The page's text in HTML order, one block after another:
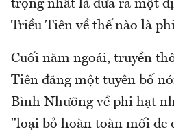
trọng nhất là đưa ra một
Triều Tiên về thế nào là
Cuối năm ngoái, truyền
Tiên đăng một tuyên bố
Bình Nhưỡng về phi hạt
"loại bỏ hoàn toàn mối đe